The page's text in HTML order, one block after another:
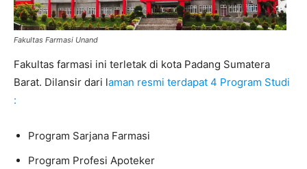
Fakultas Farmasi Unand
Fakultas farmasi ini terletak di kota Padang Sumatera
Barat. Dilansir dari laman resmi terdapat 4 Program Studi
:
Program Sarjana Farmasi
Program Profesi Apoteker